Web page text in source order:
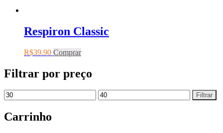
Respiron Classic
R$39.90 Comprar
Filtrar por preço
Filtrar
Carrinho